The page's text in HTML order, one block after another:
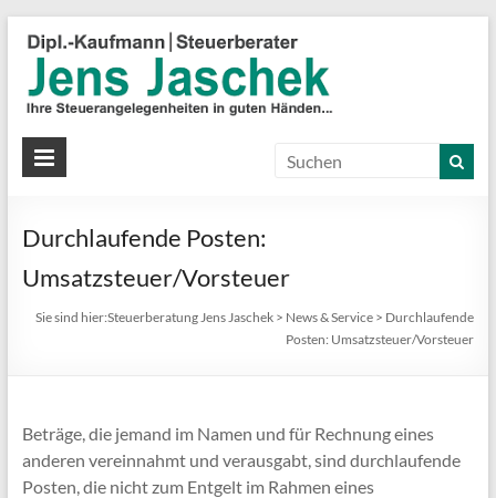
Durchlaufende Posten:
Umsatzsteuer/Vorsteuer
Sie sind hier:Steuerberatung Jens Jaschek > News & Service > Durchlaufende
Posten: Umsatzsteuer/Vorsteuer
Beträge, die jemand im Namen und für Rechnung eines
anderen vereinnahmt und verausgabt, sind durchlaufende
Posten, die nicht zum Entgelt im Rahmen eines